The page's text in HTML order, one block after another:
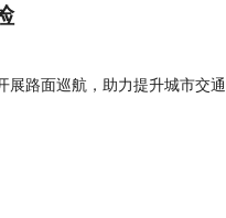
展路面巡航，助力提升城市交